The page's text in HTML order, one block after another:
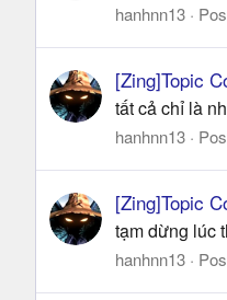
hanhnn13
[Zing]Topic
tất cả chỉ là
hanhnn13
[Zing]Topic
tạm dừng lúc
hanhnn13